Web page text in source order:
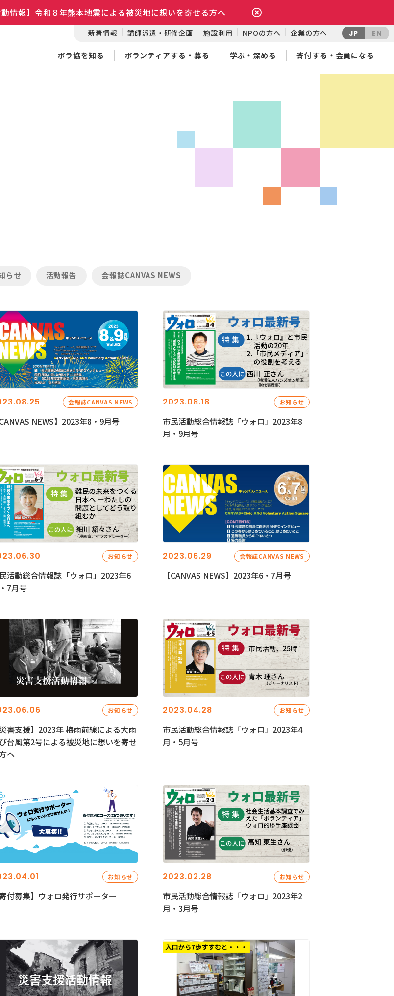
動情報】令和８年熊本地震による被災地に想いを寄せる方へ
新着情報 講師派遣・研修企画 施設利用 NPOの方へ 企業の方へ JP EN
ボラ協を知る ボランティアする・募る 学ぶ・深める 寄付する・会員になる
らせ 活動報告 会報誌CANVAS NEWS
会報誌CANVAS NEWS
CANVAS NEWS】2023年8・9月号
2023.08.18 お知らせ
市民活動総合情報誌「ウォロ」2023年8
月・9月号
お知らせ
活動総合情報誌「ウォロ」2023年6
7月号
2023.06.29 会報誌CANVAS NEWS
【CANVAS NEWS】2023年6・7月号
お知らせ
災害支援】2023年 梅雨前線による大雨
台風第2号による被災地に想いを寄せ
へ
2023.04.28 お知らせ
市民活動総合情報誌「ウォロ」2023年4
月・5月号
お知らせ
寄付募集】ウォロ発行サポーター
2023.02.28 お知らせ
市民活動総合情報誌「ウォロ」2023年2
月・3月号